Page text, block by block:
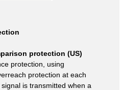
protection (US)
protection, using
protection at each
is transmitted when a